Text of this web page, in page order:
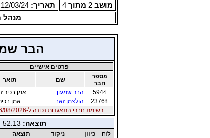
מושב 2 מתוך 4 תאריך: 12/03/24
מנהל
הבר
פרטים אישיים
מספר
חבר
שם תואר
5944
הבר שמעון אמן בכיר
23768
הולצמן זאב אמן
רשימת חברי התאגדות נכונה ל-06/08/2026
תוצאה: 52.13
לוח כיוון ניקוד תוצאה